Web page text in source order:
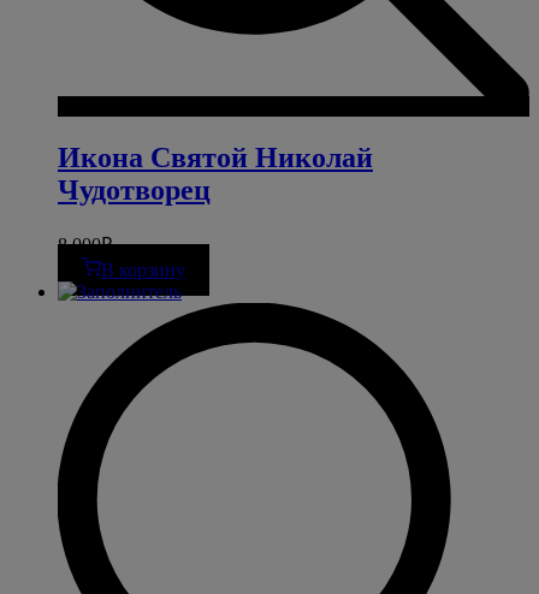
Икона Святой Николай
Чудотворец
8 000₽
В корзину